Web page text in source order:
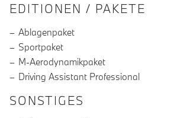
EDITIONEN / PAKETE
Ablagenpaket
Sportpaket
M-Aerodynamikpaket
Driving Assistant Professional
SONSTIGES